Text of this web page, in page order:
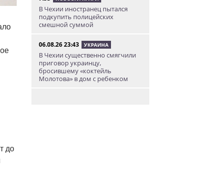
до
В Чехии иностранец пытался
подкупить полицейских
смешной суммой
06.08.26 23:43 УКРАИНА
В Чехии существенно смягчили
приговор украинцу,
бросившему «коктейль
Молотова» в дом с ребенком